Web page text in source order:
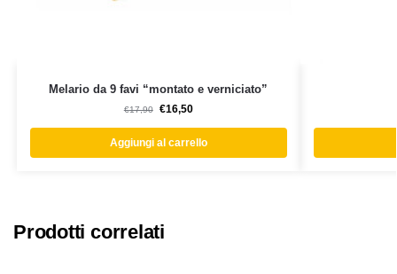
Melario da 9 favi “montato e verniciato”
€17,90 €16,50
Aggiungi al carrello
Prodotti correlati